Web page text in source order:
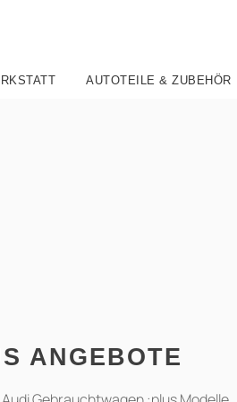
AUTOTEILE & ZUBEHÖR
ANGEBOTE